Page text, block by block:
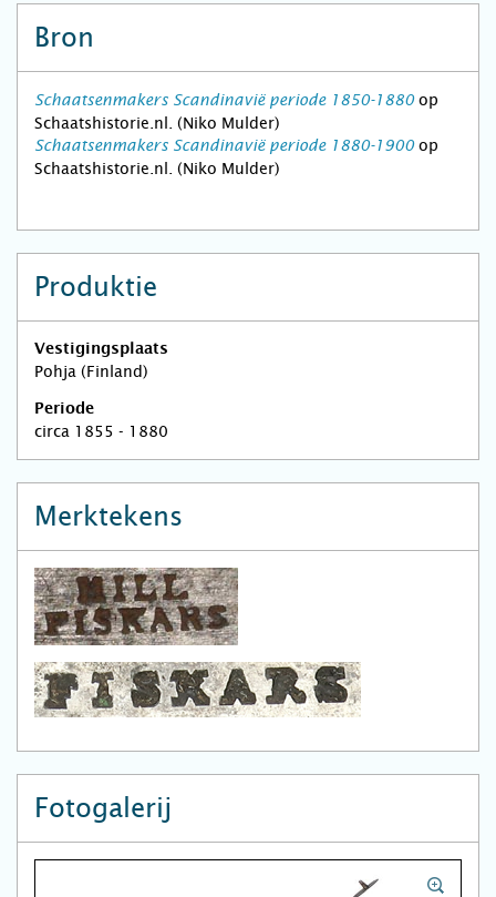
Bron
Schaatsenmakers Scandinavië periode 1850-1880 op
Schaatshistorie.nl. (Niko Mulder)
Schaatsenmakers Scandinavië periode 1880-1900op
Schaatshistorie.nl. (Niko Mulder)
Produktie
Vestigingsplaats
Pohja (Finland)
Periode
circa 1855 - 1880
Merktekens
Fotogalerij